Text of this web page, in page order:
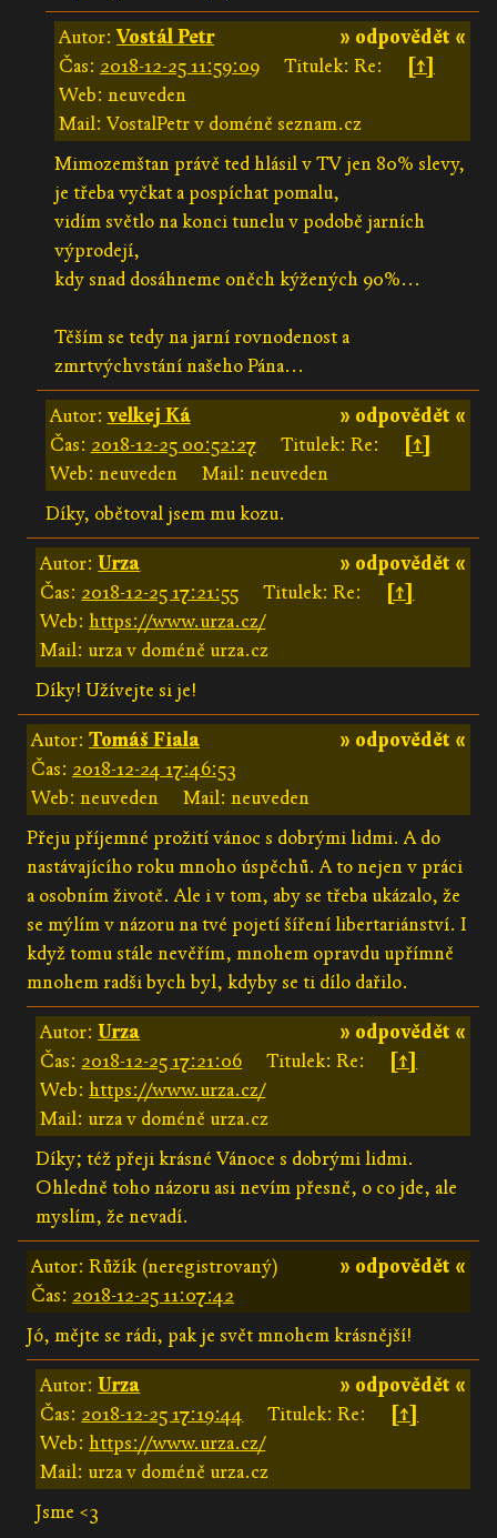
» odpovědět «
Autor:Vostál Petr
Čas: 2018-12-25 11:59:09 Titulek: Re:
[↑]
Web: neuveden
Mail: VostalPetr v doméně seznam.cz
Mimozemštan právě ted hlásil v TV jen 80% slevy,
je třeba vyčkat a pospíchat pomalu,
vidím světlo na konci tunelu v podobě jarních
výprodejí,
kdy snad dosáhneme oněch kýžených 90%...
Těším se tedy na jarní rovnodenost a
zmrtvýchvstání našeho Pána...
» odpovědět «
Autor: velkej Ká
Čas: 2018-12-25 00:52:27 Titulek: Re:
[↑]
Web: neuveden
Mail: neuveden
Díky, obětoval jsem mu kozu.
» odpovědět «
Autor:Urza
Čas: 2018-12-25 17:21:55 Titulek: Re:
[↑]
Web:https://www.urza.cz/
Mail: urza v doméně urza.cz
Díky! Užívejte si je!
» odpovědět «
Autor: Tomáš Fiala
Čas: 2018-12-24 17:46:53
Web: neuveden
Mail: neuveden
Přeju příjemné prožití vánoc s dobrými lidmi. A do
nastávajícího roku mnoho úspěchů. A to nejen v práci
a osobním životě. Ale i v tom, aby se třeba ukázalo, že
se mýlím v názoru na tvé pojetí šíření libertariánství. I
když tomu stále nevěřím, mnohem opravdu upřímně
mnohem radši bych byl, kdyby se ti dílo dařilo.
» odpovědět «
Autor:Urza
Čas: 2018-12-25 17:21:06 Titulek: Re:
[↑]
Web:https://www.urza.cz/
Mail: urza v doméně urza.cz
Díky; též přeji krásné Vánoce s dobrými lidmi.
Ohledně toho názoru asi nevím přesně, o co jde, ale
myslím, že nevadí.
» odpovědět «
Autor: Růžík (neregistrovaný)
Čas: 2018-12-25 11:07:42
Jó, mějte se rádi, pak je svět mnohem krásnější!
» odpovědět «
Autor:Urza
Čas: 2018-12-25 17:19:44 Titulek: Re:
[↑]
Web:https://www.urza.cz/
Mail: urza v doméně urza.cz
Jsme <3